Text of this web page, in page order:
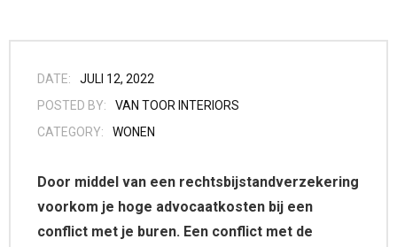
Contact
DATE:
JULI 12, 2022
POSTED BY:
VAN TOOR INTERIORS
CATEGORY:
WONEN
Door middel van een rechtsbijstandverzekering
voorkom je hoge advocaatkosten bij een
conflict met je buren. Een conflict met de